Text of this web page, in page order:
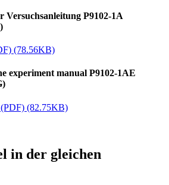
Versuchsanleitung P9102-1A
(78.56KB)
experiment manual P9102-1AE
(82.75KB)
in der gleichen